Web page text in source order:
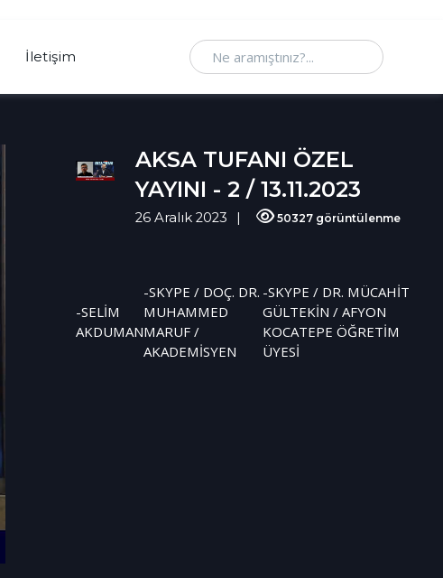
İletişim Ne aramıştınız
AKSA TUFANI ÖZEL
YAYINI - 2 / 13.11.2023
26 Aralık 2023 50327 görüntülenme
-SELİM
AKDUMAN
-SKYPE / DOÇ. DR.
MUHAMMED
MARUF /
AKADEMİSYEN
-SKYPE / DR. MÜCAHİT
GÜLTEKİN / AFYON
KOCATEPE ÖĞRETİM
ÜYESİ